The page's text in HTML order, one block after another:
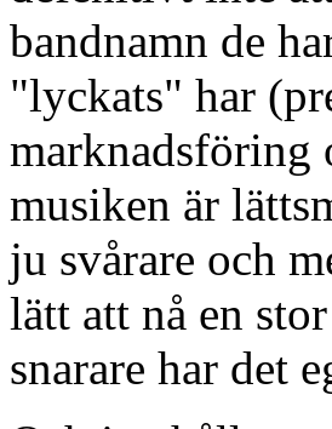
bandnamn de
"lyckats" har
marknadsföring
musiken är
ju svårare och
lätt att nå en
snarare har det